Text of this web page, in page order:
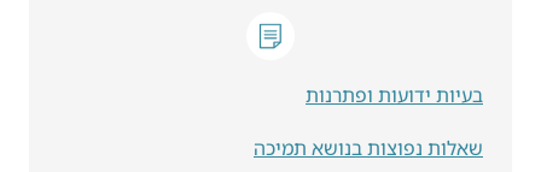
בעיות ידועות ופתרנות
שאלות נפוצות בנושא תמיכה